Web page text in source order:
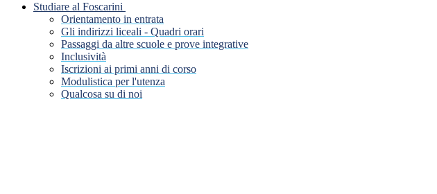
Studiare al Foscarini
Orientamento in entrata
Gli indirizzi liceali - Quadri orari
Passaggi da altre scuole e prove integrative
Inclusività
Iscrizioni ai primi anni di corso
Modulistica per l'utenza
Qualcosa su di noi